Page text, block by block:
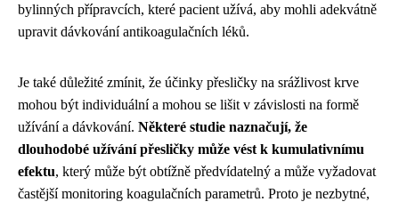
bylinných přípravcích, které pacient užívá, aby mohli adekvátně
upravit dávkování antikoagulačních léků.
Je také důležité zmínit, že účinky přesličky na srážlivost krve
mohou být individuální a mohou se lišit v závislosti na formě
užívání a dávkování. Některé studie naznačují, že
dlouhodobé užívání přesličky může vést k kumulativnímu
efektu, který může být obtížně předvídatelný a může vyžadovat
častější monitoring koagulačních parametrů. Proto je nezbytné,